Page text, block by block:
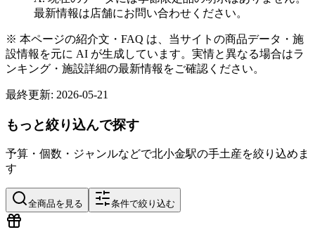
最新情報は店舗にお問い合わせください。
※ 本ページの紹介文・FAQ は、当サイトの商品データ・施
設情報を元に AI が生成しています。実情と異なる場合はラ
ンキング・施設詳細の最新情報をご確認ください。
最終更新: 2026-05-21
もっと絞り込んで探す
予算・個数・ジャンルなどで北小金駅の手土産を絞り込めま
す
全商品を見る 条件で絞り込む